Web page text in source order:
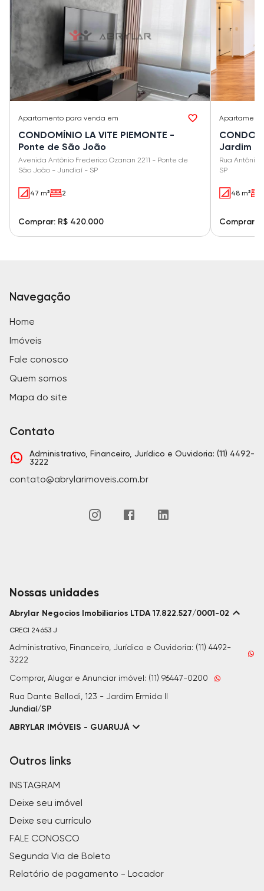
Apartamento para venda em
CONDOMÍNIO LA VITE PIEMONTE -
Ponte de São João
Avenida Antônio Frederico Ozanan 2211 - Ponte de
São João - Jundiaí - SP
47 m² 2
Comprar: R$ 420.000
Jardim
Rua Antônio
SP
48 m²
Comprar:
Navegação
Home
Imóveis
Fale conosco
Quem somos
Mapa do site
Contato
Administrativo, Financeiro, Jurídico e Ouvidoria: (11) 4492-
3222
contato@abrylarimoveis.com.br
Nossas unidades
Abrylar Negocios Imobiliarios LTDA 17.822.527/0001-02
CRECI 24653 J
Administrativo, Financeiro, Jurídico e Ouvidoria: (11) 4492-
3222
Comprar, Alugar e Anunciar imóvel: (11) 96447-0200
Rua Dante Bellodi, 123 - Jardim Ermida II
Jundiaí/SP
ABRYLAR IMÓVEIS - GUARUJÁ
Outros links
INSTAGRAM
Deixe seu imóvel
Deixe seu currículo
FALE CONOSCO
Segunda Via de Boleto
Relatório de pagamento - Locador